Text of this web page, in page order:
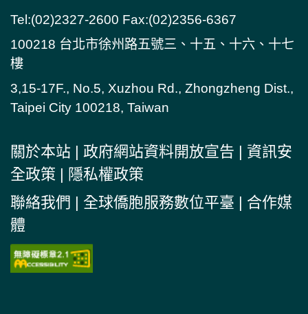
Tel:(02)2327-2600 Fax:(02)2356-6367
100218 台北市徐州路五號三、十五、十六、十七
樓
3,15-17F., No.5, Xuzhou Rd., Zhongzheng Dist.,
Taipei City 100218, Taiwan
關於本站 政府網站資料開放宣告
資訊安
全政策
隱私權政策
聯絡我們
全球僑胞服務數位平臺
合作媒
體